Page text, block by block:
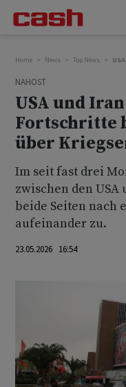
Home News Top News
NAHOST
USA und
Fortschritte
über
Im seit fast drei
zwischen den
beide Seiten nach
aufeinander ‌zu.
23.05.2026 16:54